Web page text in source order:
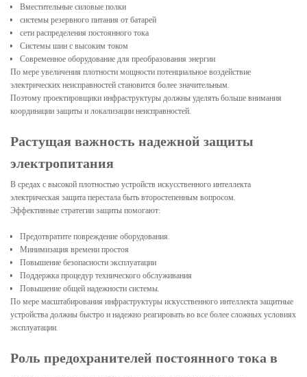
Вместительные силовые полки
системы резервного питания от батарей
сети распределения постоянного тока
Системы шин с высоким током
Современное оборудование для преобразования энергии
По мере увеличения плотности мощности потенциальное воздействие
электрических неисправностей становится более значительным.
Поэтому проектировщики инфраструктуры должны уделять больше внимания
координации защиты и локализации неисправностей.
Растущая важность надежной защиты
электропитания
В средах с высокой плотностью устройств искусственного интеллекта
электрическая защита перестала быть второстепенным вопросом.
Эффективные стратегии защиты помогают:
Предотвратите повреждение оборудования.
Минимизация времени простоя
Повышение безопасности эксплуатации
Поддержка процедур технического обслуживания
Повышение общей надежности системы.
По мере масштабирования инфраструктуры искусственного интеллекта защитные
устройства должны быстро и надежно реагировать во все более сложных условиях
эксплуатации.
Роль предохранителей постоянного тока в